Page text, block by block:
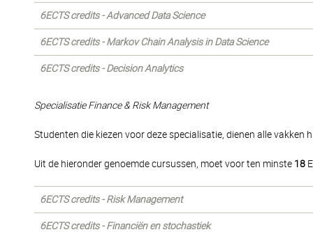
6ECTS credits - Advanced Data Science
6ECTS credits - Markov Chain Analysis in Data Science
6ECTS credits - Decision Analytics
Specialisatie Finance & Risk Management
Studenten die kiezen voor deze specialisatie, dienen alle vakken
Uit de hieronder genoemde cursussen, moet voor ten minste 18
6ECTS credits - Risk Management
6ECTS credits - Financiën en stochastiek